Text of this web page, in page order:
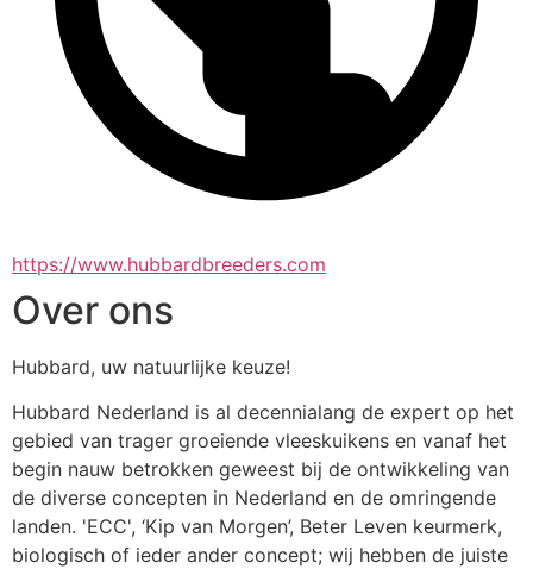
https://www.hubbardbreeders.com
Over ons
Hubbard, uw natuurlijke keuze!
Hubbard Nederland is al decennialang de expert op het
gebied van trager groeiende vleeskuikens en vanaf het
begin nauw betrokken geweest bij de ontwikkeling van
de diverse concepten in Nederland en de omringende
landen. 'ECC', ‘Kip van Morgen’, Beter Leven keurmerk,
biologisch of ieder ander concept; wij hebben de juiste